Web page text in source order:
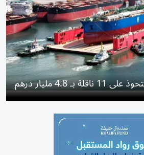
4.8 مليار درهم